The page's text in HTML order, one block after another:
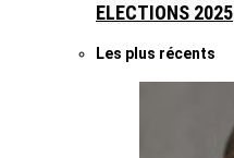
ELECTIONS 2025
Les plus récents